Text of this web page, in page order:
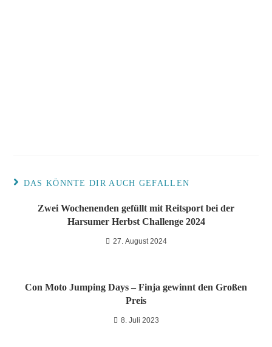
DAS KÖNNTE DIR AUCH GEFALLEN
Zwei Wochenenden gefüllt mit Reitsport bei der
Harsumer Herbst Challenge 2024
27. August 2024
Con Moto Jumping Days – Finja gewinnt den Großen
Preis
8. Juli 2023